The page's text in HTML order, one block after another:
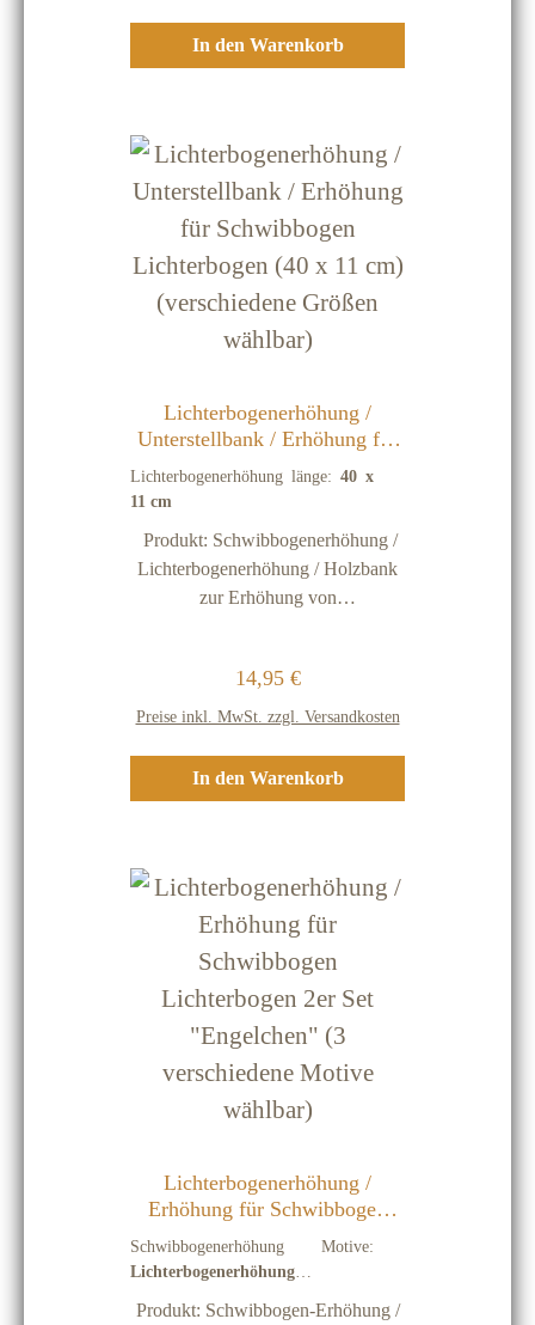
von
DekorationsfigurenBeleuchtung: mit
Schnurzwischenschalter
In den Warenkorb
Lichterbogenerhöhung /
Unterstellbank / Erhöhung für
Schwibbogen Lichterbogen (40
x 11 cm) (verschiedene Größen
Lichterbogenerhöhung länge: 40 x
11 cm
Produkt: Schwibbogenerhöhung /
Lichterbogenerhöhung / Holzbank
zur Erhöhung von
(passende Holz-Schwibbögen
finden Sie in unserem
von Schwibbogen, Kerzenleuchtern
oder zum Abstellen von
Regulärer Preis:
14,95 €
Preise inkl. MwSt. zzgl. Versandkosten
In den Warenkorb
Lichterbogenerhöhung /
Erhöhung für Schwibbogen
Lichterbogen 2er Set
"Engelchen" (3 verschiedene
Motive wählbar)
Schwibbogenerhöhung Motive:
Lichterbogenerhöhung
Produkt: Schwibbogen-Erhöhung /